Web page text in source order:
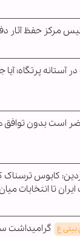
مرکز حفظ آثار
آستانه پرتگاه؛ آیا
است بدون توافق
کابوس ترسناک
تا انتخابات
بیتی ع گرامیداشت